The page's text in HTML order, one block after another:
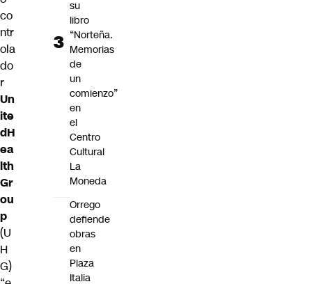
co
ntr
ola
do
r
Un
ite
dH
ea
lth
Gr
ou
p
(U
H
G)
su
libro
“Norteña.
Memorias
de
un
comienzo”
en
el
Centro
Cultural
La
Moneda
Orrego
defiende
obras
en
Plaza
Italia